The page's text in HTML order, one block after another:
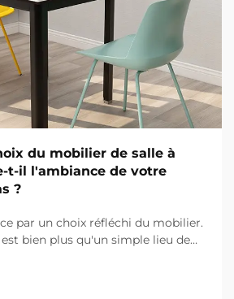
du mobilier de salle à
t-il l'ambiance de votre
?
par un choix réfléchi du mobilier.
bien plus qu'un simple lieu de
où les échanges s'écoulent
liens se renforcent autour de plats